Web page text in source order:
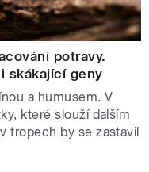
potravy.
skákající geny
a humusem. V
které slouží dalším
tropech by se zastavil